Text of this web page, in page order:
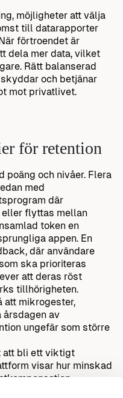
möjligheter att välja
till datarapporter
förtroendet är
dela mer data, vilket
Rätt balanserad
och betjänar
mot privatlivet.
för retention
poäng och nivåer. Flera
med
där
eller flyttas mellan
token en
appen. En
där användare
ska prioriteras
att deras röst
tillhörigheten.
att mikrogester,
årsdagen av
ungefär som större
att bli ett viktigt
visar hur minskad
få ett etiskt djup.